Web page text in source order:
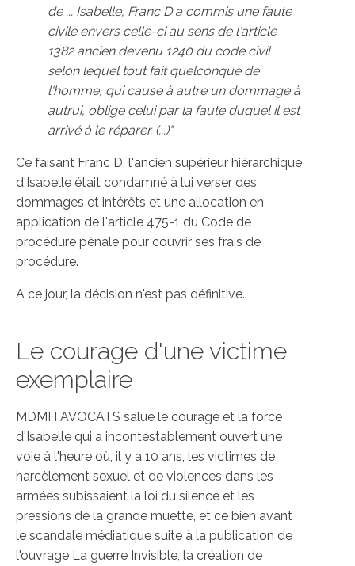
de ... Isabelle, Franc D a commis une faute
civile envers celle-ci au sens de l'article
1382 ancien devenu 1240 du code civil
selon lequel tout fait quelconque de
l'homme, qui cause à autre un dommage à
autrui, oblige celui par la faute duquel il est
arrivé à le réparer. (...)"
Ce faisant Franc D, l'ancien supérieur hiérarchique
d'Isabelle était condamné à lui verser des
dommages et intérêts et une allocation en
application de l'article 475-1 du Code de
procédure pénale pour couvrir ses frais de
procédure.
A ce jour, la décision n'est pas définitive.
Le courage d'une victime
exemplaire
MDMH AVOCATS salue le courage et la force
d'Isabelle qui a incontestablement ouvert une
voie à l'heure où, il y a 10 ans, les victimes de
harcèlement sexuel et de violences dans les
armées subissaient la loi du silence et les
pressions de la grande muette, et ce bien avant
le scandale médiatique suite à la publication de
l'ouvrage La guerre Invisible, la création de